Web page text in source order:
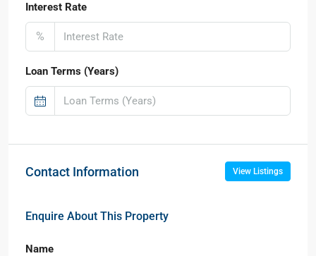
Interest Rate
%
Loan Terms (Years)
Contact Information View Listings
Enquire About This Property
Name